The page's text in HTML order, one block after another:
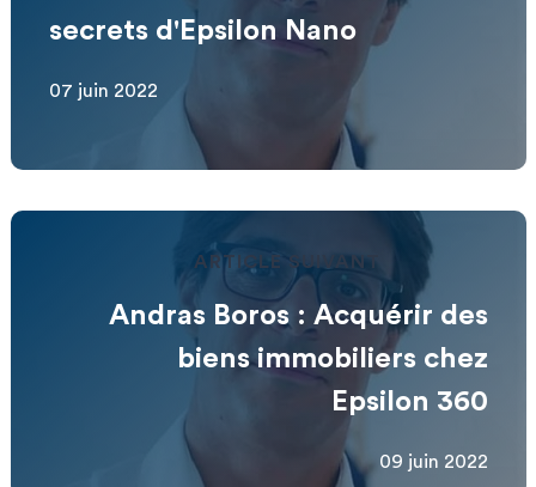
secrets d'Epsilon Nano
07 juin 2022
ARTICLE SUIVANT
Andras Boros : Acquérir des
biens immobiliers chez
Epsilon 360
09 juin 2022